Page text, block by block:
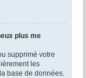
plus me
supprimé votre
les
base de données.